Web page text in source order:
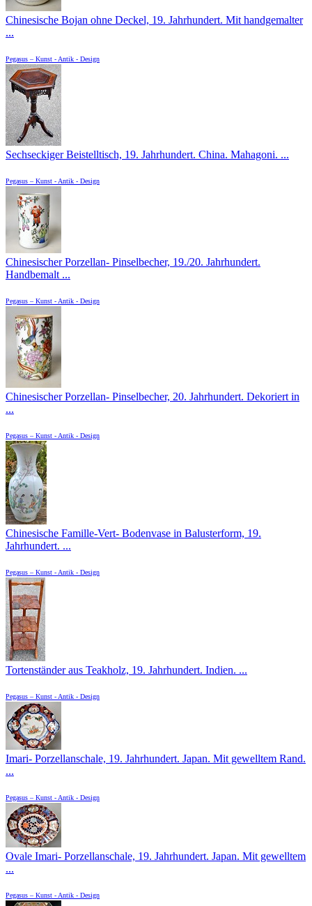
Chinesische Bojan ohne Deckel, 19. Jahrhundert. Mit handgemalter
...
Pegasus – Kunst - Antik - Design
Sechseckiger Beistelltisch, 19. Jahrhundert. China. Mahagoni. ...
Pegasus – Kunst - Antik - Design
Chinesischer Porzellan- Pinselbecher, 19./20. Jahrhundert.
Handbemalt ...
Pegasus – Kunst - Antik - Design
Chinesischer Porzellan- Pinselbecher, 20. Jahrhundert. Dekoriert in
...
Pegasus – Kunst - Antik - Design
Chinesische Famille-Vert- Bodenvase in Balusterform, 19.
Jahrhundert. ...
Pegasus – Kunst - Antik - Design
Tortenständer aus Teakholz, 19. Jahrhundert. Indien. ...
Pegasus – Kunst - Antik - Design
Imari- Porzellanschale, 19. Jahrhundert. Japan. Mit gewelltem Rand.
...
Pegasus – Kunst - Antik - Design
Ovale Imari- Porzellanschale, 19. Jahrhundert. Japan. Mit gewelltem
...
Pegasus – Kunst - Antik - Design